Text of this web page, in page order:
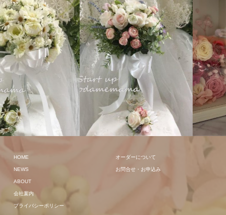
その他
HOME
NEWS
ABOUT
会社案内
プライバシーポリシー
オーダーについて
お問合せ・お申込み